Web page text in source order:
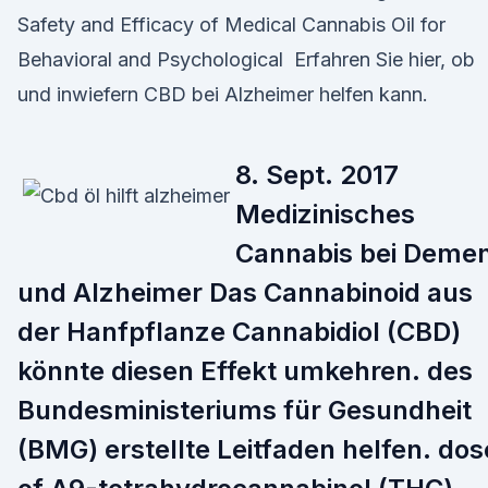
Safety and Efficacy of Medical Cannabis Oil for
Behavioral and Psychological Erfahren Sie hier, ob
und inwiefern CBD bei Alzheimer helfen kann.
8. Sept. 2017
Medizinisches
Cannabis bei
und Alzheimer Das Cannabinoid aus
der Hanfpflanze Cannabidiol (CBD)
könnte diesen Effekt umkehren. des
Bundesministeriums für Gesundheit
(BMG) erstellte Leitfaden helfen.